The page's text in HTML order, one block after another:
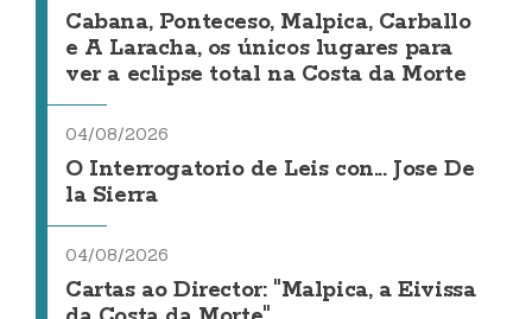
Cabana, Ponteceso, Malpica, Carballo
e A Laracha, os únicos lugares para
ver a eclipse total na Costa da Morte
04/08/2026
O Interrogatorio de Leis con... Jose De
la Sierra
04/08/2026
Cartas ao Director: "Malpica, a Eivissa